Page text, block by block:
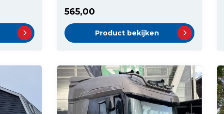
565,00
Product bekijken